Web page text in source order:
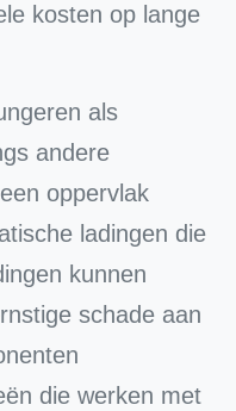
kosten op lange
als
andere
oppervlak
ladingen die
kunnen
schade aan
die werken met